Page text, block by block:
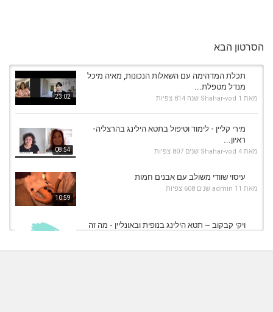
הסרטון הבא
23:02
תכלת המדהימה עם השאלות הנכונות, מאיה מיכל
מנדל מטפלת...
מאת Shahar-vod 1 שנה 814 צפיות
08:54
מירי קליין - לימוד וטיפול בתטא הילינג בהרצליה-
ראיון...
מאת Shahar-vod 4 שנים 807 צפיות
10:59
עיסוי שוודי משולב עם אבנים חמות
מאת admin 11 שנים 608 צפיות
ויקי קבקוב – תטא הילינג בנופית ובאונליין - מה זה